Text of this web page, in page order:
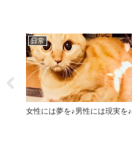
日常
女性には夢を♪男性には現実を♪